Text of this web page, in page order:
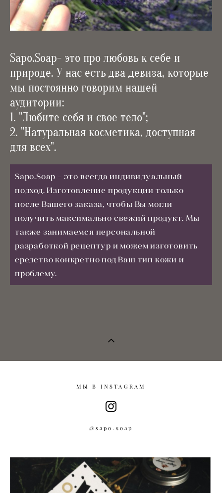
Sapo.Soap- это про любовь к себе и
природе. У нас есть два девиза, которые
мы постоянно говорим нашей
аудитории:
1. "Любите себя и свое тело";
2. "Натуральная косметика, доступная
для всех".
Sapo.Soap – это всегда индивидуальный
подход. Изготовление продукции только
после Вашего заказа, чтобы Вы могли
получить максимально свежий продукт. Мы
также занимаемся персональной
разработкой рецептур и можем изготовить
средство конкретно под Ваш тип кожи и
проблему.
МЫ В INSTAGRAM
@sapo.soap